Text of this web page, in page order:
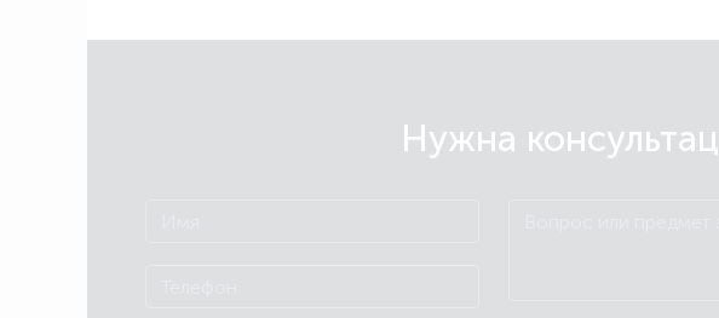
Нужна